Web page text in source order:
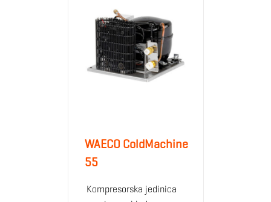
WAECO ColdMachine
55
Kompresorska jedinica